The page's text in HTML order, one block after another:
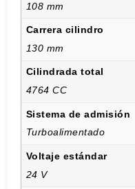
108 mm
Carrera cilindro
130 mm
Cilindrada total
4764 CC
Sistema de admisión
Turboalimentado
Voltaje estándar
24 V